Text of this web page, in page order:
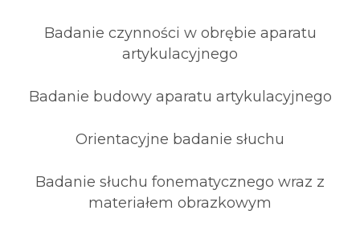
Badanie czynności w obrębie aparatu
artykulacyjnego
Badanie budowy aparatu artykulacyjnego
Orientacyjne badanie słuchu
Badanie słuchu fonematycznego wraz z
materiałem obrazkowym